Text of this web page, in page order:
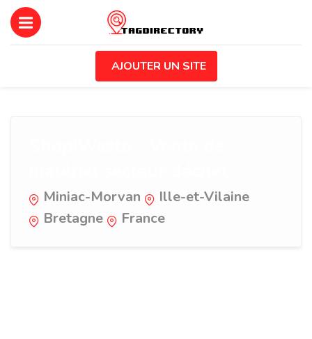
AJOUTER UN SITE
Miniac-Morvan
Ille-et-Vilaine
Bretagne
France